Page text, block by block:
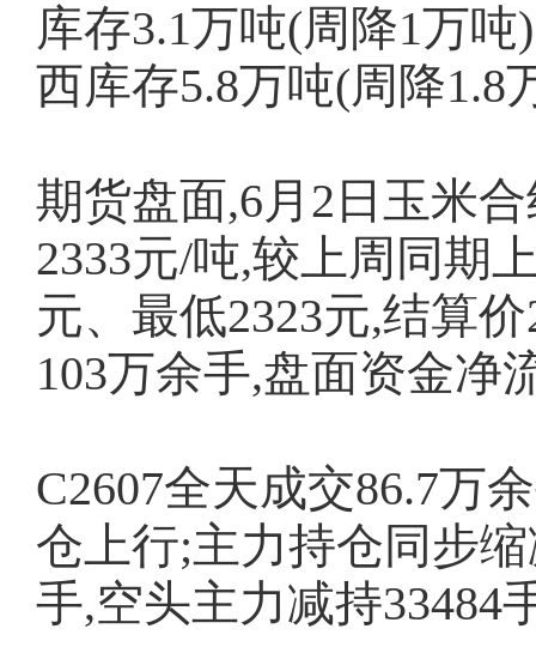
库存3.1万吨(周降1万
西库存5.8万吨(周降1.8
期货盘面,6月2日玉米
2333元/吨,较上周同期
元、最低2323元,结算
103万余手,盘面资金净
C2607全天成交86.7万
仓上行;主力持仓同步
手,空头主力减持33484